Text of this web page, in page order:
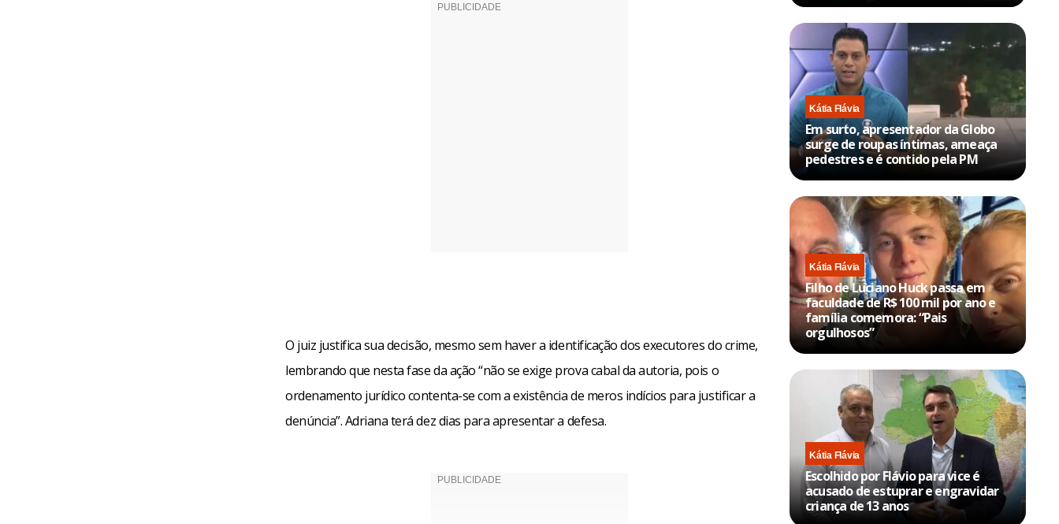
O juiz justifica sua decisão, mesmo sem haver a identificação dos executores do crime,
lembrando que nesta fase da ação “não se exige prova cabal da autoria, pois o
ordenamento jurídico contenta-se com a existência de meros indícios para justificar a
denúncia”. Adriana terá dez dias para apresentar a defesa.
Kátia Flávia
Em surto, apresentador da Globo
surge de roupas íntimas, ameaça
pedestres e é contido pela PM
Kátia Flávia
Filho de Luciano Huck passa em
faculdade de R$ 100 mil por ano e
família comemora: “Pais
orgulhosos”
Kátia Flávia
Escolhido por Flávio para vice é
acusado de estuprar e engravidar
criança de 13 anos